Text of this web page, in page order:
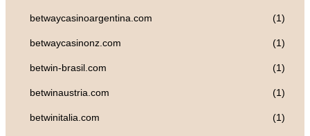
betwaycasinoargentina.com (1)
betwaycasinonz.com (1)
betwin-brasil.com (1)
betwinaustria.com (1)
betwinitalia.com (1)